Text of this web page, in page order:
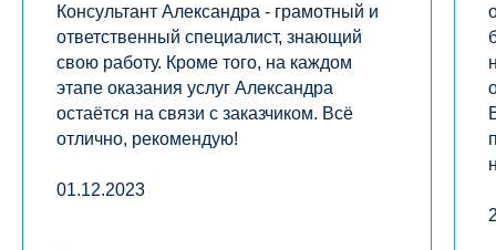
Консультант Александра - грамотный и
ответственный специалист, знающий
свою работу. Кроме того, на каждом
этапе оказания услуг Александра
остаётся на связи с заказчиком. Всё
отлично, рекомендую!
01.12.2023